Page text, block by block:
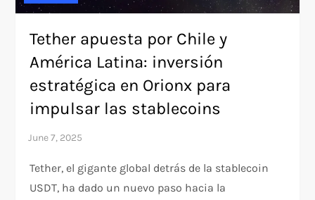
Tether apuesta por Chile y
América Latina: inversión
estratégica en Orionx para
impulsar las stablecoins
Tether, el gigante global detrás de la stablecoin
USDT, ha dado un nuevo paso hacia la